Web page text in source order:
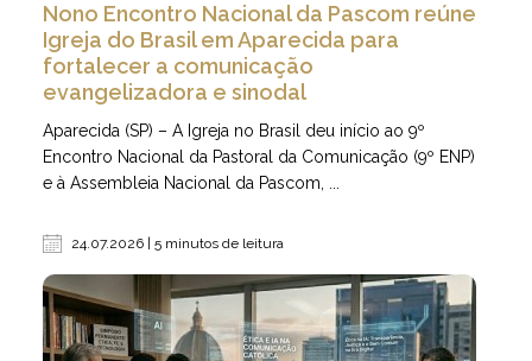
Nono Encontro Nacional da Pascom reúne
Igreja do Brasil em Aparecida para
fortalecer a comunicação
evangelizadora e sinodal
Aparecida (SP) – A Igreja no Brasil deu início ao 9º
Encontro Nacional da Pastoral da Comunicação (9º ENP)
e à Assembleia Nacional da Pascom, ...
24.07.2026 | 5 minutos de leitura